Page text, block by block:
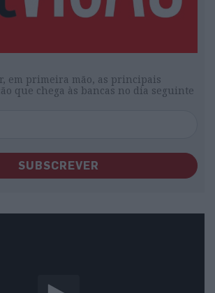
em primeira mão, as principais
que chega às bancas no dia seguinte
SUBSCREVER